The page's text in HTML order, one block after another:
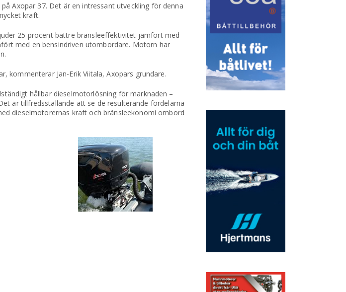
Axopar 37. Det är en intressant utveckling för denna
kraft.
25 procent bättre bränsleeffektivitet jämfört med
med en bensindriven utombordare. Motorn har
kommenterar Jan-Erik Viitala, Axopars grundare.
hållbar dieselmotorlösning för marknaden –
är tillfredsställande att se de resulterande fördelarna
dieselmotorernas kraft och bränsleekonomi ombord